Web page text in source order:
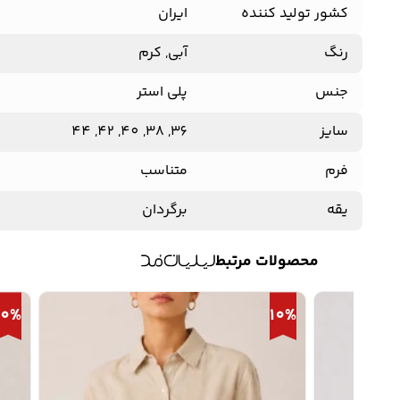
کشور تولید کننده
ایران
رنگ
آبی, کرم
جنس
پلی استر
سایز
36, 38, 40, 42, 44
فرم
متناسب
یقه
برگردان
محصولات مرتبط
10%
10%